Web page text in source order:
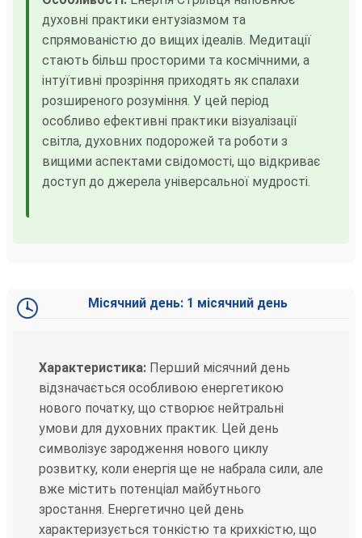
духовні практики ентузіазмом та
спрямованістю до вищих ідеалів. Медитації
стають більш просторими та космічними, а
інтуїтивні прозріння приходять як спалахи
розширеного розуміння. У цей період
особливо ефективні практики візуалізації
світла, духовних подорожей та роботи з
вищими аспектами свідомості, що відкриває
доступ до джерела універсальної мудрості.
Місячний день: 1 місячний день
Характеристика: Перший місячний день
відзначається особливою енергетикою
нового початку, що створює нейтральні
умови для духовних практик. Цей день
символізує зародження нового циклу
розвитку, коли енергія ще не набрала сили, але
вже містить потенціал майбутнього
зростання. Енергетично цей день
характеризується тонкістю та крихкістю, що